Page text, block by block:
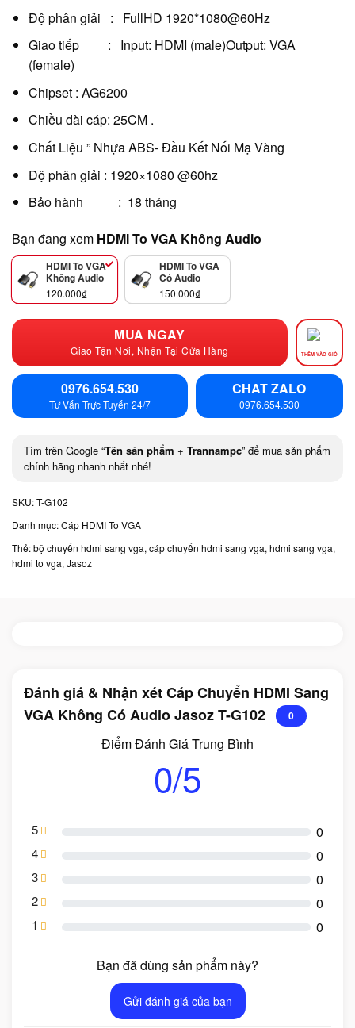
Độ phân giải : FullHD 1920*1080@60Hz
Giao tiếp : Input: HDMI (male)Output: VGA
(female)
Chipset : AG6200
Chiều dài cáp: 25CM .
Chất Liệu ” Nhựa ABS- Đầu Kết Nối Mạ Vàng
Độ phân giải : 1920×1080 @60hz
Bảo hành : 18 tháng
Bạn đang xem HDMI To VGA Không Audio
HDMI To VGA
Không Audio
120.000₫
HDMI To VGA
Có Audio
150.000₫
MUA NGAY
Giao Tận Nơi, Nhận Tại Cửa Hàng THÊM VÀO GIỎ
0976.654.530
Tư Vấn Trực Tuyến 24/7
CHAT ZALO
0976.654.530
Tìm trên Google “Tên sản phẩm + Trannampc” để mua sản phẩm
chính hãng nhanh nhất nhé!
SKU:T-G102
Danh mục:Cáp HDMI To VGA
Thẻ:bộ chuyển hdmi sang vga, cáp chuyển hdmi sang vga, hdmi sang vga,
hdmi to vga, Jasoz
Đánh giá & Nhận xét Cáp Chuyển HDMI Sang
VGA Không Có Audio Jasoz T-G102
0
Điểm Đánh Giá Trung Bình
0/5
5 0
4 0
3 0
2 0
1 0
Bạn đã dùng sản phẩm này?
Gửi đánh giá của bạn